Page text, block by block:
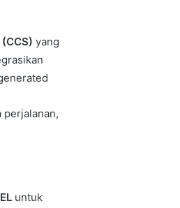
yang
perjalanan,
untuk